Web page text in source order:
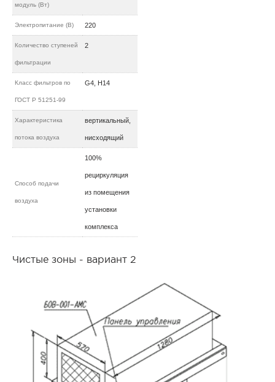
модуль (Вт)
Электропитание (В) 220
Количество ступеней
фильтрации
2
Класс фильтров по
ГОСТ Р 51251-99
G4, H14
Характеристика
потока воздуха
вертикальный,
нисходящий
Способ подачи
воздуха
100%
рециркуляция
из помещения
установки
комплекса
Чистые зоны - вариант 2